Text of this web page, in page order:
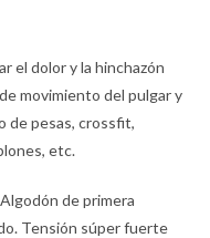
el dolor y la hinchazón
movimiento del pulgar y
de pesas, crossfit,
etc.
de primera
Tensión súper fuerte